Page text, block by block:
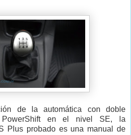
de la automática con doble
PowerShift en el nivel SE, la
Plus probado es una manual de